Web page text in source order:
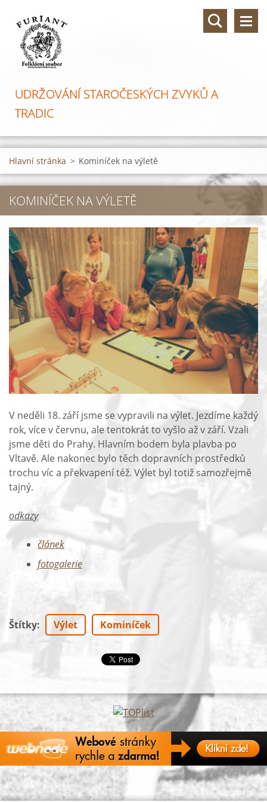
UDRŽOVÁNÍ STAROČESKÝCH ZVYKŮ A
TRADIC
Hlavní stránka > Kominíček na výletě
KOMINÍČEK NA VÝLETĚ
V neděli 18. září jsme se vypravili na výlet. Jezdíme každý
rok, více v červnu, ale tentokrát to vyšlo až v září. Vzali
jsme děti do Prahy. Hlavním bodem byla plavba po
Vltavě. Ale nakonec bylo těch dopravních prostředků
trochu víc a překvapení též. Výlet byl totiž samozřejmě
tajný.
odkazy
článek
fotogalerie
Štítky: Výlet Kominíček